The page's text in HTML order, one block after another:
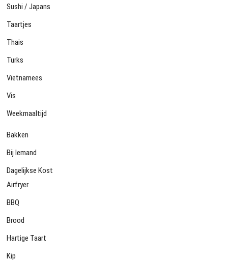
Sushi / Japans
Taartjes
Thais
Turks
Vietnamees
Vis
Weekmaaltijd
Bakken
Bij Iemand
Dagelijkse Kost
Airfryer
BBQ
Brood
Hartige Taart
Kip